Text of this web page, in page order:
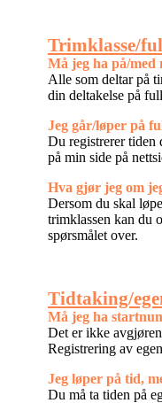
Trimklasse/
Må jeg ha på/
Alle som deltar på
din deltakelse på
Jeg går/løper på
Du registrerer
på min side på
Hva gjør jeg om
Dersom du skal
trimklassen kan du
spørsmålet over.
Tidtaking/
Må jeg ha
Det er ikke
Registrering av
Jeg løper på tid,
Du må ta tiden på